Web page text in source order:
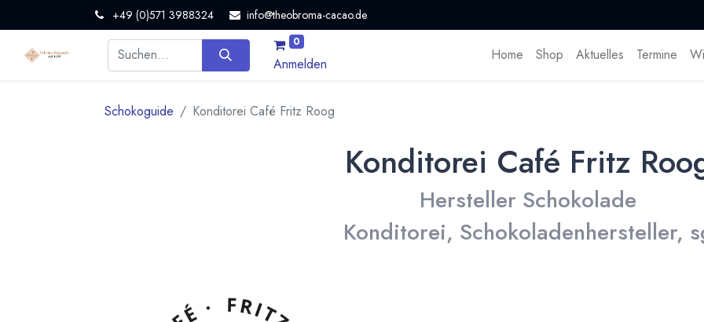
+49 (0)571 3988324 info@theobroma-cacao.de
0
Anmelden
Home Shop Aktuelles Termine
Schokoguide Konditorei Café Fritz Roog
Konditorei Café Fritz
Hersteller Schokolade
Konditorei, Schokoladenhersteller,